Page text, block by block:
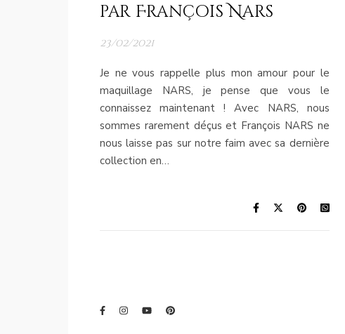
par François Nars
23/02/2021
Je ne vous rappelle plus mon amour pour le
maquillage NARS, je pense que vous le
connaissez maintenant ! Avec NARS, nous
sommes rarement déçus et François NARS ne
nous laisse pas sur notre faim avec sa dernière
collection en…